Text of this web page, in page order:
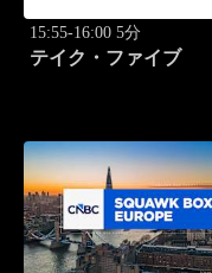
15:55-16:00 5分
テイク・ファイブ